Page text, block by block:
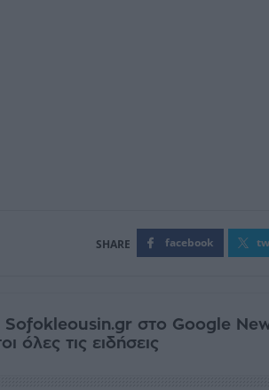
facebook
Sofokleousin.gr στο Google
όλες τις ειδήσεις